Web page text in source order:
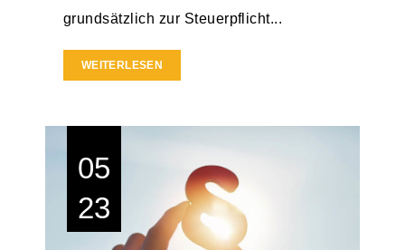
grundsätzlich zur Steuerpflicht...
WEITERLESEN
05
23